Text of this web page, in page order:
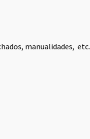
manualidades, etc.